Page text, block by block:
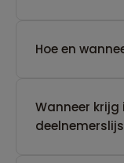
Hoe en
Wanneer